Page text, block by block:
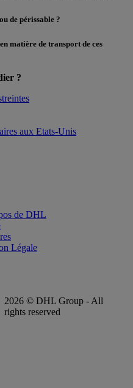
de périssable ?
matière de transport de ces
?
aux Etats-Unis
de DHL
Légale
2026 © DHL Group - All
rights reserved